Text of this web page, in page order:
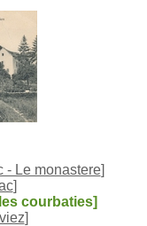
- Le monastere]
]
courbaties]
]